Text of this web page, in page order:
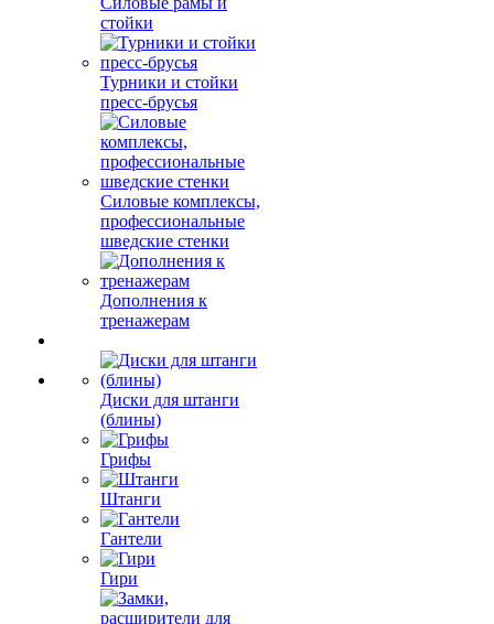
стойки
Турники и стойки
пресс-брусья
Силовые комплексы,
профессиональные
шведские стенки
Дополнения к
тренажерам
Диски для штанги
(блины)
Грифы
Штанги
Гантели
Гири